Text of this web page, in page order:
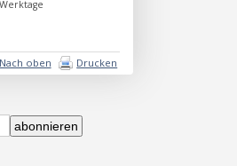
Nach oben Drucken
abonnieren